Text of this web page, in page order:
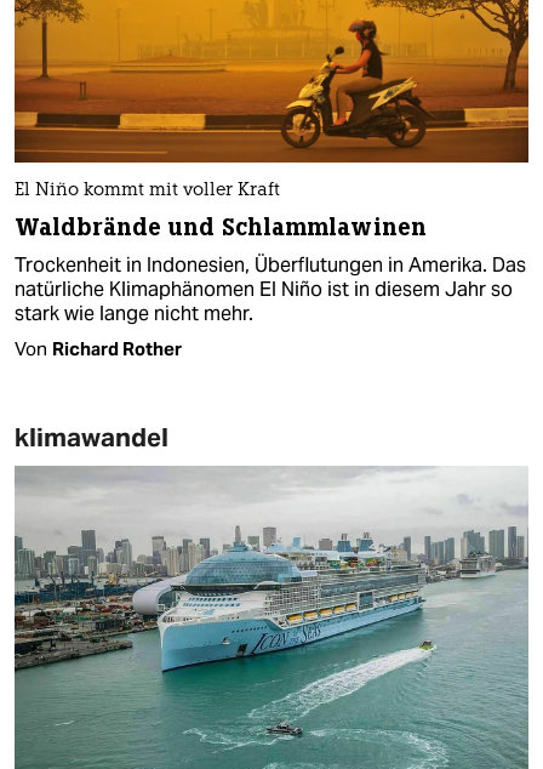
El Niño kommt mit voller Kraft
Waldbrände und Schlammlawinen
Trockenheit in Indonesien, Überflutungen in Amerika. Das
natürliche Klimaphänomen El Niño ist in diesem Jahr so
stark wie lange nicht mehr.
Von Richard Rother
klimawandel